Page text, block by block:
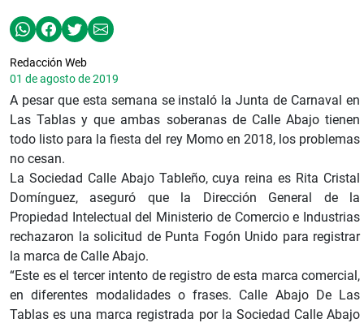
Redacción Web
01 de agosto de 2019
A pesar que esta semana se instaló la Junta de Carnaval en
Las Tablas y que ambas soberanas de Calle Abajo tienen
todo listo para la fiesta del rey Momo en 2018, los problemas
no cesan.
La Sociedad Calle Abajo Tableño, cuya reina es Rita Cristal
Domínguez, aseguró que la Dirección General de la
Propiedad Intelectual del Ministerio de Comercio e Industrias
rechazaron la solicitud de Punta Fogón Unido para registrar
la marca de Calle Abajo.
“Este es el tercer intento de registro de esta marca comercial,
en diferentes modalidades o frases. Calle Abajo De Las
Tablas es una marca registrada por la Sociedad Calle Abajo